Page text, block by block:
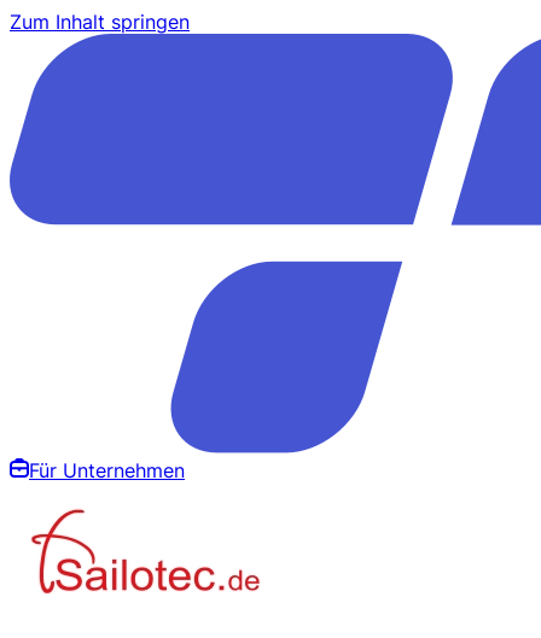
Zum Inhalt springen
Für Unternehmen